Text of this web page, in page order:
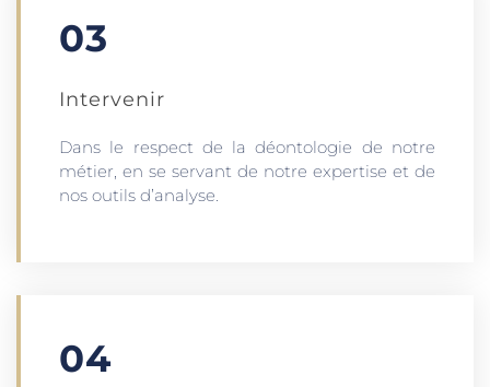
03
Intervenir
Dans le respect de la déontologie de notre
métier, en se servant de notre expertise et de
nos outils d’analyse.
04